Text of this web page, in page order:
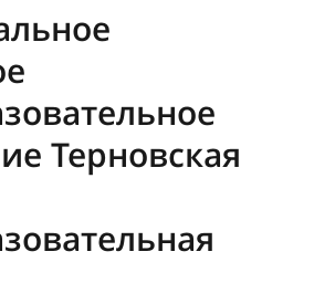
Терновская